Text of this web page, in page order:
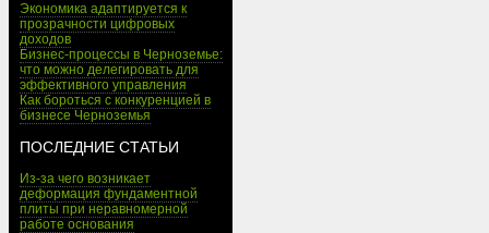
Экономика адаптируется к
прозрачности цифровых
доходов
Бизнес-процессы в Черноземье:
что можно делегировать для
эффективного управления
Как бороться с конкуренцией в
бизнесе Черноземья
ПОСЛЕДНИЕ СТАТЬИ
Из-за чего возникает
деформация фундаментной
плиты при неравномерной
работе основания